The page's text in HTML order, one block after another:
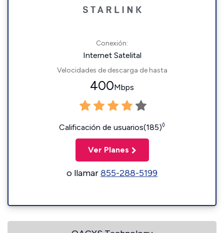
Conexión:
Internet Satelital
Velocidades de descarga de hasta
400Mbps
Calificación de usuarios(185)◊
Ver Planes
o llamar855-288-5199